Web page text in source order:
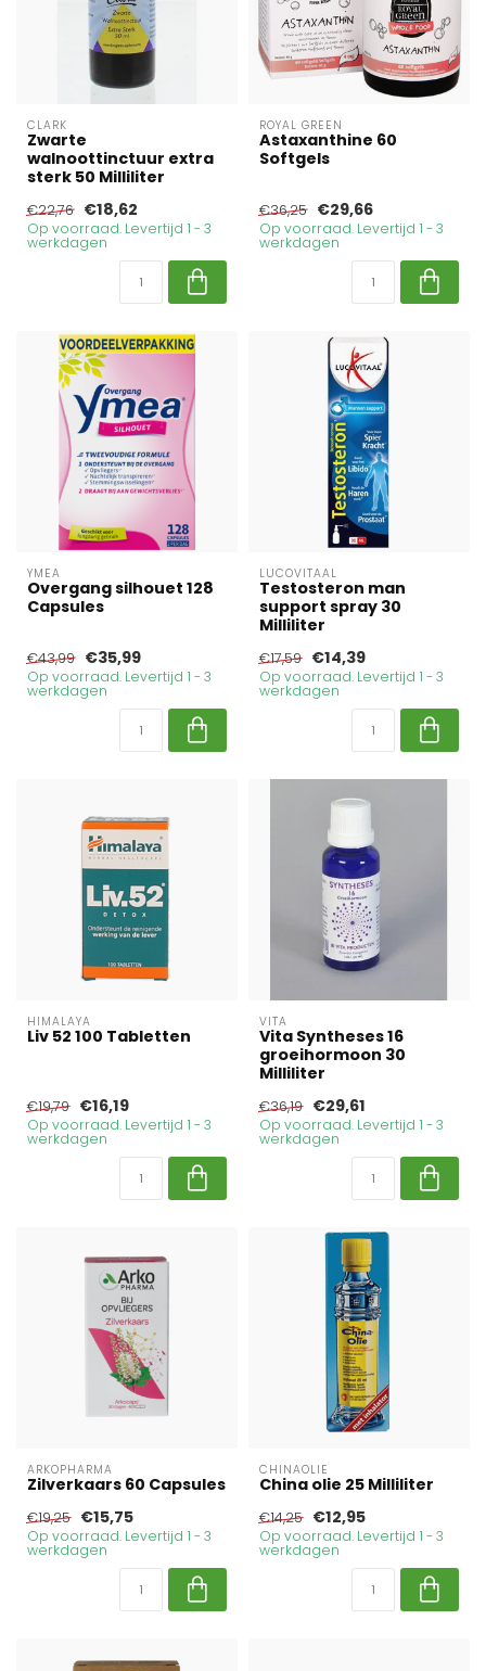
CLARK
Zwarte
walnoottinctuur extra
sterk 50 Milliliter
€22,76 €18,62
Op voorraad. Levertijd 1 - 3
werkdagen
ROYAL GREEN
Astaxanthine 60
Softgels
€36,25 €29,66
Op voorraad. Levertijd 1 - 3
werkdagen
YMEA
Overgang silhouet 128
Capsules
€43,99 €35,99
Op voorraad. Levertijd 1 - 3
werkdagen
LUCOVITAAL
Testosteron man
support spray 30
Milliliter
€17,59 €14,39
Op voorraad. Levertijd 1 - 3
werkdagen
HIMALAYA
Liv 52 100 Tabletten
€19,79 €16,19
Op voorraad. Levertijd 1 - 3
werkdagen
VITA
Vita Syntheses 16
groeihormoon 30
Milliliter
€36,19 €29,61
Op voorraad. Levertijd 1 - 3
werkdagen
ARKOPHARMA
Zilverkaars 60 Capsules
€19,25 €15,75
Op voorraad. Levertijd 1 - 3
werkdagen
CHINAOLIE
China olie 25 Milliliter
€14,25 €12,95
Op voorraad. Levertijd 1 - 3
werkdagen